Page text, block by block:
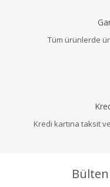
Tüm ürünlerde
Kredi kartına taksit